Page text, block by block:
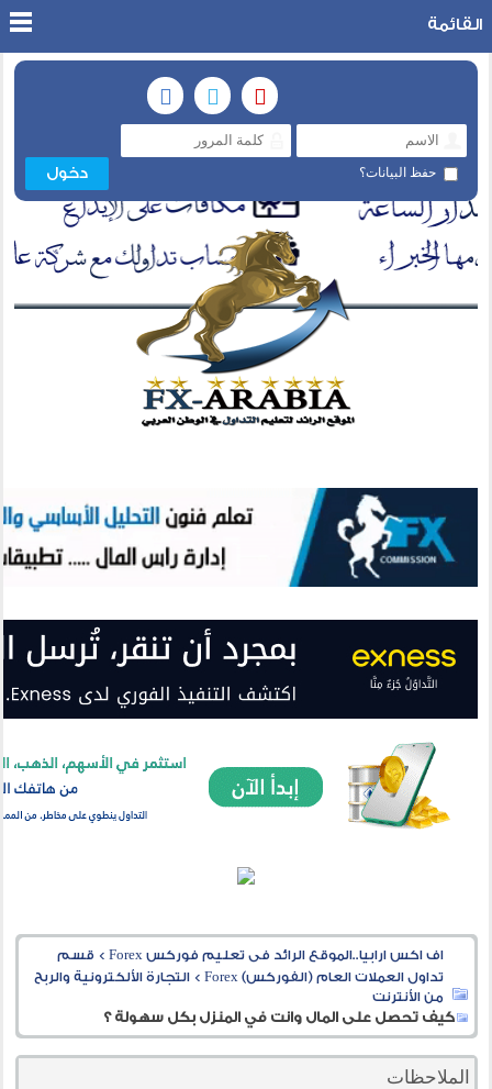
حفظ البيانات؟
القائمة
اف اكس ارابيا..الموقع الرائد فى تعليم فوركس Forex > قسم
تداول العملات العام (الفوركس) Forex
>التجارة الألكترونية والربح
من الأنترنت
كيف تحصل على المال وانت في المنزل بكل سهولة ؟
الملاحظات